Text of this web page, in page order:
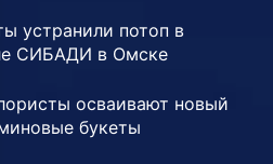
устранили потоп в
СИБАДИ в Омске
осваивают новый
букеты